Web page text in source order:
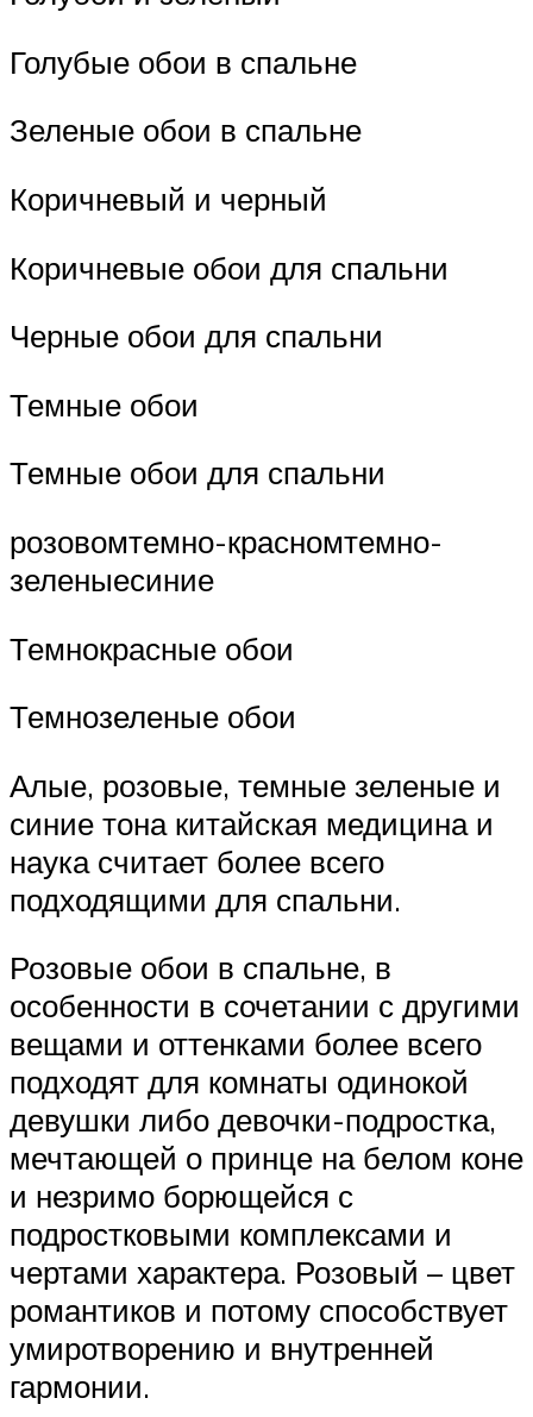
Голубые обои в спальне
Зеленые обои в спальне
Коричневый и черный
Коричневые обои для спальни
Черные обои для спальни
Темные обои
Темные обои для спальни
розовомтемно-красномтемно-
зеленыесиние
Темнокрасные обои
Темнозеленые обои
Алые, розовые, темные зеленые и
синие тона китайская медицина и
наука считает более всего
подходящими для спальни.
Розовые обои в спальне, в
особенности в сочетании с другими
вещами и оттенками более всего
подходят для комнаты одинокой
девушки либо девочки-подростка,
мечтающей о принце на белом коне
и незримо борющейся с
подростковыми комплексами и
чертами характера. Розовый – цвет
романтиков и потому способствует
умиротворению и внутренней
гармонии.